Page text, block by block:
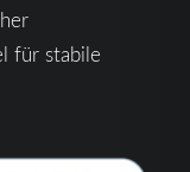
für stabile